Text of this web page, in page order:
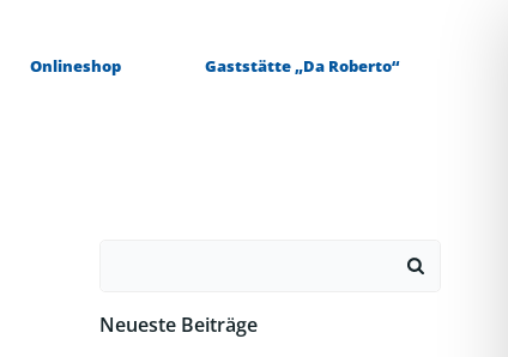
Onlineshop Gaststätte „Da Roberto“
Neueste Beiträge